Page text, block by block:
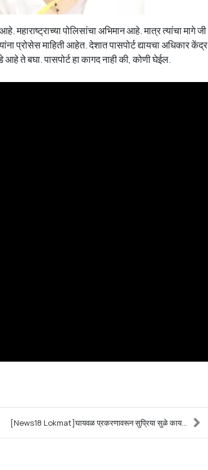
महाराष्ट्राच्या पोलिसांचा अभिमान आहे. मात्र त्यांचा मागे जी
माहिती आहेत. देशात पासपोर्ट द्यायचा अधिकार केंद्र
ते बघा. पासपोर्ट हा कागद नाही की, कोणी घेईल.
[News18 Lokmat]घायवळ प्रकरणावरून सुप्रिया सुळे काय...